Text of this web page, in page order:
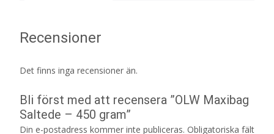
Recensioner
Det finns inga recensioner än.
Bli först med att recensera ”OLW Maxibag
Saltede – 450 gram”
Din e-postadress kommer inte publiceras. Obligatoriska fält